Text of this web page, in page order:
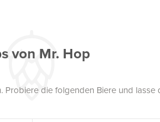
von Mr. Hop
die folgenden Biere und lasse